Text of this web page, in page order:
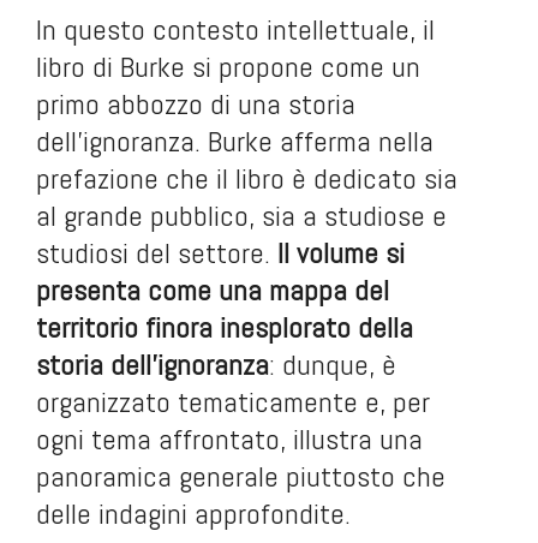
In questo contesto intellettuale, il
libro di Burke si propone come un
primo abbozzo di una storia
dell’ignoranza. Burke afferma nella
prefazione che il libro è dedicato sia
al grande pubblico, sia a studiose e
studiosi del settore. Il volume si
presenta come una mappa del
territorio finora inesplorato della
storia dell’ignoranza: dunque, è
organizzato tematicamente e, per
ogni tema affrontato, illustra una
panoramica generale piuttosto che
delle indagini approfondite.